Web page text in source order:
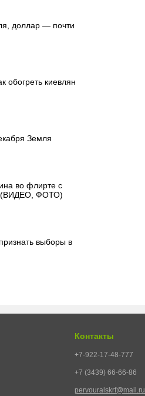
доллар — почти
обогреть киевлян
Земля
во флирте с
(ВИДЕО, ФОТО)
выборы в
Контакты
+7-922-17-48-777
+7 (3439) 66-66-86
pervouralskrf@mail.ru